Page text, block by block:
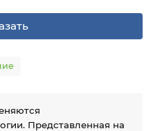
Представленная на